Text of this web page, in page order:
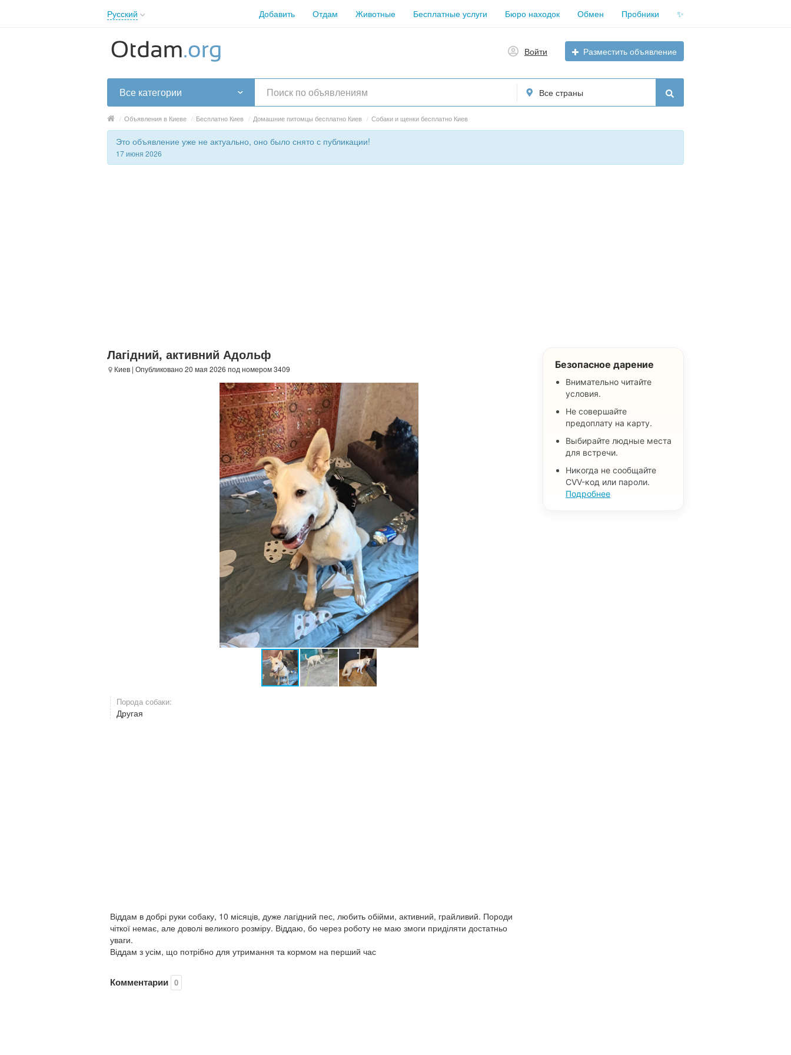
Русский
English
Русский
Українська
Добавить Отдам Животные Бесплатные услуги Бюро находок Обмен Пробники ✨
Войти Разместить объявление
Все категории Все страны
/ Объявления в Киеве / Бесплатно Киев / Домашние питомцы бесплатно Киев / Собаки и щенки бесплатно Киев
Это объявление уже не актуально, оно было снято с публикации!
17 июня 2026
Лагідний, активний Адольф
Киев | Опубликовано 20 мая 2026 под номером 3409
Порода собаки:
Другая
Віддам в добрі руки собаку, 10 місяців, дуже лагідний пес, любить обійми, активний, грайливий. Породи
чіткої немає, але доволі великого розміру. Віддаю, бо через роботу не маю змоги приділяти достатньо
уваги.
Віддам з усім, що потрібно для утримання та кормом на перший час
Комментарии 0
Безопасное дарение
Внимательно читайте
условия.
Не совершайте
предоплату на карту.
Выбирайте людные места
для встречи.
Никогда не сообщайте
CVV-код или пароли.
Подробнее